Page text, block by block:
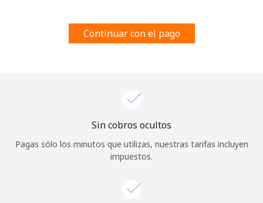
Únete
¡Hola!
Inicia sesión oREGÍSTRATE →
Continuar con el pago
Sin cobros ocultos
Pagas sólo los minutos que utilizas, nuestras tarifas incluyen
impuestos.